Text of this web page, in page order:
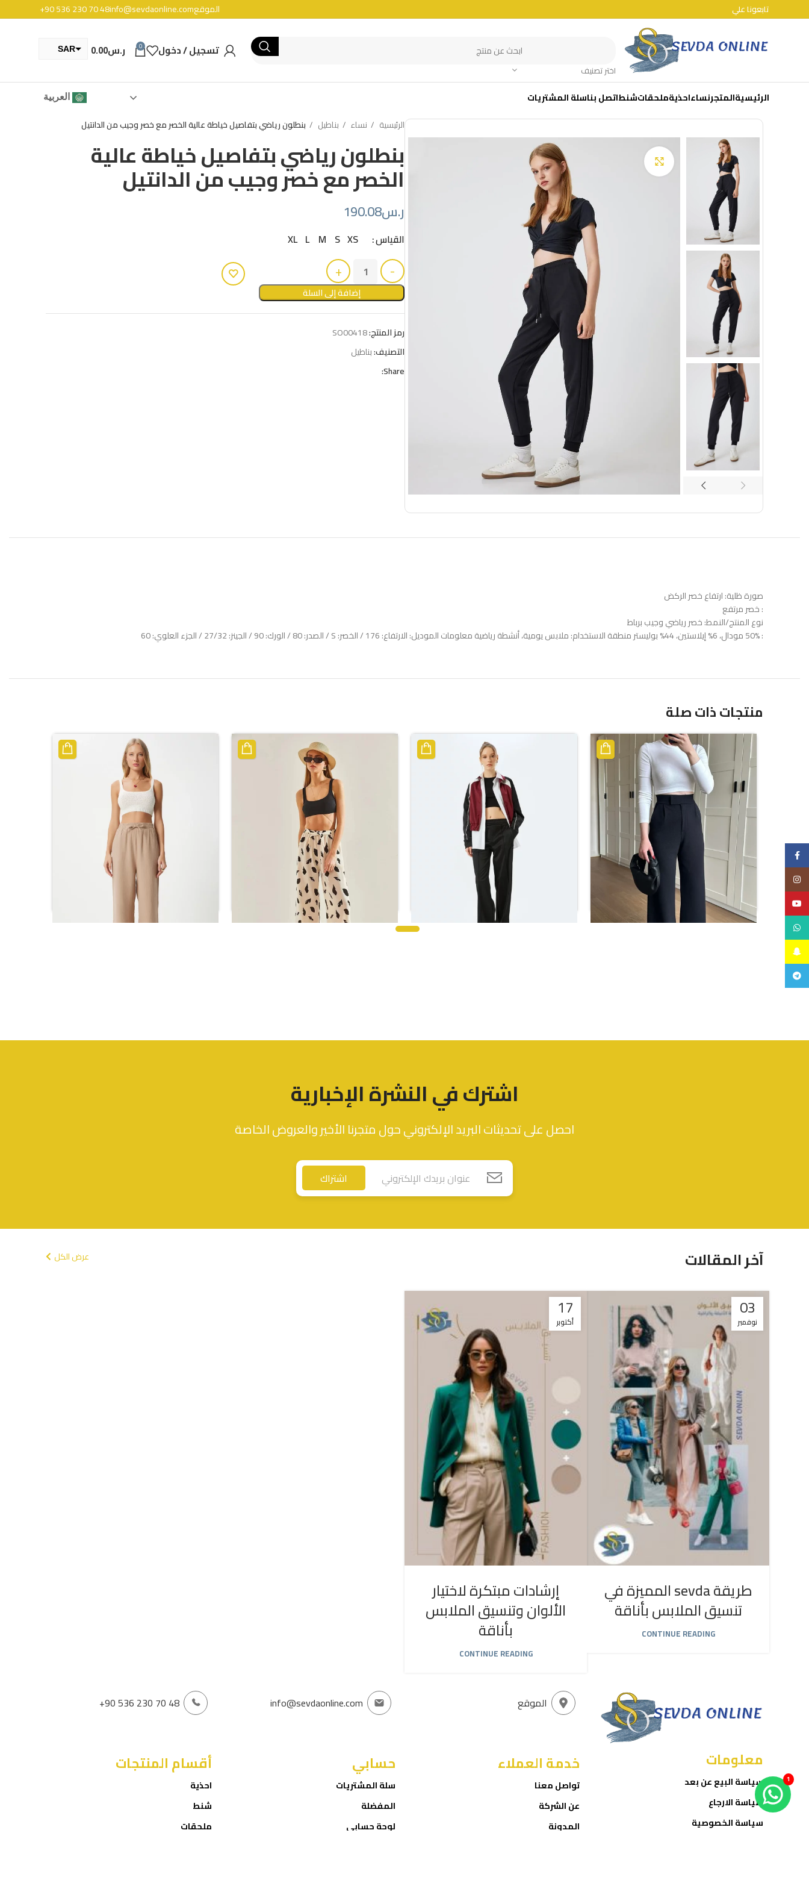
تابعونا علي الموقعinfo@sevdaonline.com
+90 536 230 70 48
اختر تصنيف
تسجيل / دخول 0 ر.س0.00
SAR
الرئيسيةالمتجرنساءاحذيةملحقاتشنطاتصل بناسلة المشتريات العربية
الرئيسية نساء بناطيل بنطلون رياضي بتفاصيل خياطة عالية الخصر مع خصر وجيب من الدانتيل
بنطلون رياضي بتفاصيل خياطة عالية
الخصر مع خصر وجيب من الدانتيل
ر.س190.08
القياس XS
S
M
L
XL
إضافة إلى السلة
رمز المنتج:SO00418
التصنيف:بناطيل
Share:
صورة ظلية: ارتفاع خصر الركض
: خصر مرتفع
نوع المنتج/النمط: خصر رياضي وجيب برباط
: 50% مودال، 6% إيلاستين، 44% بوليستر منطقة الاستخدام: ملابس يومية، أنشطة رياضية معلومات الموديل: الارتفاع: 176 / الخصر: S / الصدر: 80 / الورك: 90 / الجينز: 27/32 / الجزء العلوي: 60
منتجات ذات صلة
اشترك في النشرة الإخبارية
احصل على تحديثات البريد الإلكتروني حول متجرنا الأخير والعروض الخاصة
اشتراك
عرض الكل
آخر المقالات
03
نوفمبر
طريقة sevda المميزة في
تنسيق الملابس بأناقة
CONTINUE READING
17
أكتوبر
إرشادات مبتكرة لاختيار
الألوان وتنسيق الملابس
بأناقة
CONTINUE READING
+90 536 230 70 48
أقسام المنتجات
احذية
شنط
ملحقات
info@sevdaonline.com
حسابي
سلة المشتريات
المفضلة
لوحة حسابي
الموقع
خدمة العملاء
تواصل معنا
عن الشركة
المدونة
معلومات
سياسة البيع عن بعد
سياسة الارجاع
سياسة الخصوصية
Facebook
YouTube
WhatsApp
1